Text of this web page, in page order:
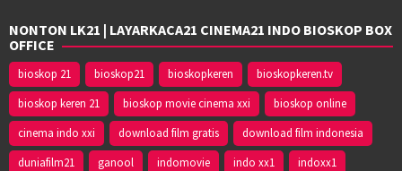
NONTON LK21 | LAYARKACA21 CINEMA21 INDO BIOSKOP BOX
OFFICE
bioskop 21 bioskop21 bioskopkeren
bioskopkeren.tv
bioskop keren 21
bioskop movie cinema xxi
bioskop online
cinema indo xxi
download film gratis
download film indonesia
duniafilm21
ganool indomovie indo xx1
indoxx1